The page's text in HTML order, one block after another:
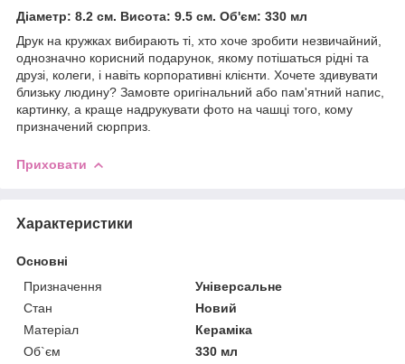
Діаметр: 8.2 см. Висота: 9.5 см. Об'єм: 330 мл
Друк на кружках вибирають ті, хто хоче зробити незвичайний,
однозначно корисний подарунок, якому потішаться рідні та
друзі, колеги, і навіть корпоративні клієнти. Хочете здивувати
близьку людину? Замовте оригінальний або пам'ятний напис,
картинку, а краще надрукувати фото на чашці того, кому
призначений сюрприз.
Приховати
Характеристики
Основні
Призначення
Універсальне
Стан
Новий
Матеріал
Кераміка
Об`єм
330 мл